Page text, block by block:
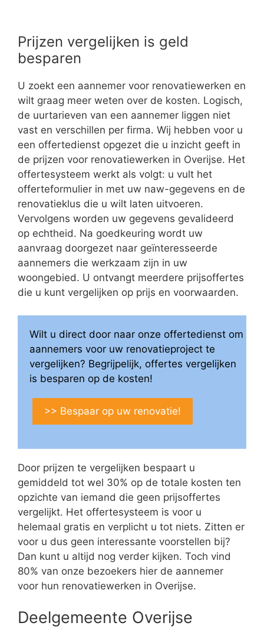
Prijzen vergelijken is geld
besparen
U zoekt een aannemer voor renovatiewerken en
wilt graag meer weten over de kosten. Logisch,
de uurtarieven van een aannemer liggen niet
vast en verschillen per firma. Wij hebben voor u
een offertedienst opgezet die u inzicht geeft in
de prijzen voor renovatiewerken in Overijse. Het
offertesysteem werkt als volgt: u vult het
offerteformulier in met uw naw-gegevens en de
renovatieklus die u wilt laten uitvoeren.
Vervolgens worden uw gegevens gevalideerd
op echtheid. Na goedkeuring wordt uw
aanvraag doorgezet naar geïnteresseerde
aannemers die werkzaam zijn in uw
woongebied. U ontvangt meerdere prijsoffertes
die u kunt vergelijken op prijs en voorwaarden.
Wilt u direct door naar onze offertedienst om
aannemers voor uw renovatieproject te
vergelijken? Begrijpelijk, offertes vergelijken
is besparen op de kosten!
>> Bespaar op uw renovatie!
Door prijzen te vergelijken bespaart u
gemiddeld tot wel 30% op de totale kosten ten
opzichte van iemand die geen prijsoffertes
vergelijkt. Het offertesysteem is voor u
helemaal gratis en verplicht u tot niets. Zitten er
voor u dus geen interessante voorstellen bij?
Dan kunt u altijd nog verder kijken. Toch vind
80% van onze bezoekers hier de aannemer
voor hun renovatiewerken in Overijse.
Deelgemeente Overijse